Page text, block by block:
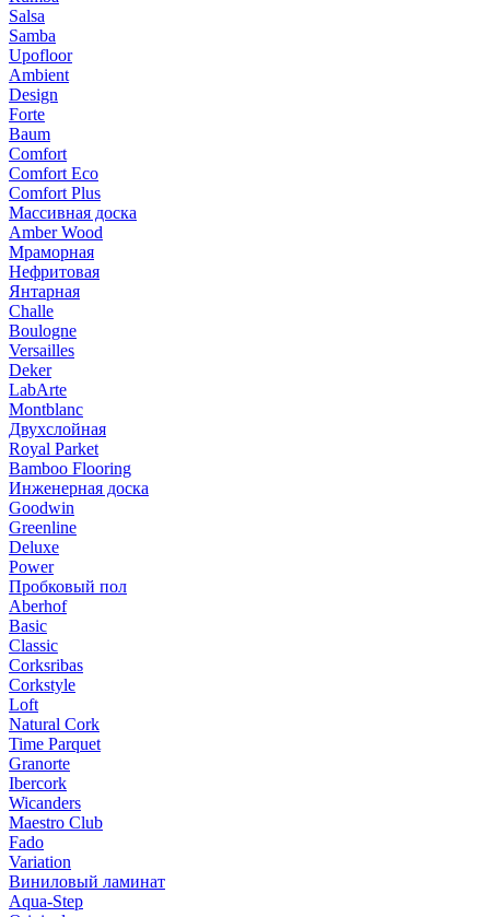
Salsa
Samba
Upofloor
Ambient
Design
Forte
Baum
Comfort
Comfort Eco
Comfort Plus
Массивная доска
Amber Wood
Мраморная
Нефритовая
Янтарная
Challe
Boulogne
Versailles
Deker
LabArte
Montblanc
Двухслойная
Royal Parket
Bamboo Flooring
Инженерная доска
Goodwin
Greenline
Deluxe
Power
Пробковый пол
Aberhof
Basic
Classic
Corksribas
Corkstyle
Loft
Natural Cork
Time Parquet
Granorte
Ibercork
Wicanders
Мaestro Club
Fado
Variation
Виниловый ламинат
Aqua-Step